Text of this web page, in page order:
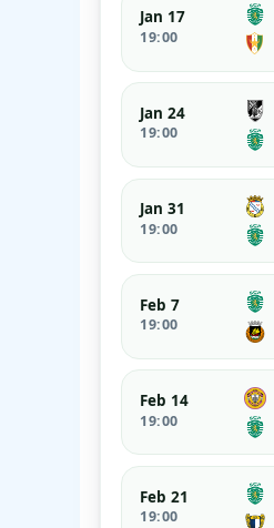
Jan 17
19:00
Jan 24
19:00
Jan 31
19:00
Feb 7
19:00
Feb 14
19:00
Feb 21
19:00